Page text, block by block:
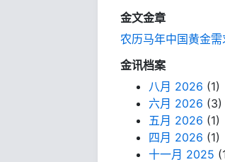
金文金章
农历马年中国黄金
金讯档案
八月 2026 (1)
六月 2026 (3)
五月 2026 (1)
四月 2026 (1)
十一月 2025